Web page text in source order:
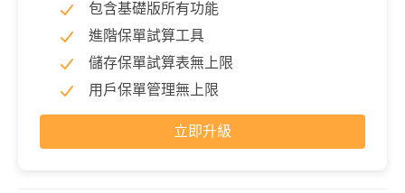
包含基礎版所有功能
進階保單試算工具
儲存保單試算表無上限
用戶保單管理無上限
立即升級